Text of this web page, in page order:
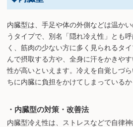
内臓型は、手足や体の外側などは温か
うタイプで、別名「隠れ冷え性」とも
く、筋肉の少ない方に多く見られるタ
んで摂取する方や、全身に汗をかきや
性が高いといえます。冷えを自覚しづ
ちに内臓に負担をかけてしまっているか
・内臓型の対策・改善法
内臓型冷え性は、ストレスなどで自律